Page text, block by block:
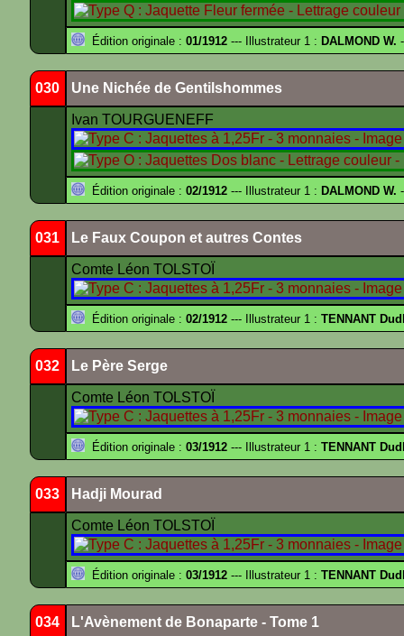
Édition originale : 01/1912 --- Illustrateur 1 : DALMOND W.
030 Une Nichée de Gentilshommes
Ivan TOURGUENEFF
Édition originale : 02/1912 --- Illustrateur 1 : DALMOND W.
031 Le Faux Coupon et autres Contes
Comte Léon TOLSTOÏ
Édition originale : 02/1912 --- Illustrateur 1 : TENNANT
032 Le Père Serge
Comte Léon TOLSTOÏ
Édition originale : 03/1912 --- Illustrateur 1 : TENNANT
033 Hadji Mourad
Comte Léon TOLSTOÏ
Édition originale : 03/1912 --- Illustrateur 1 : TENNANT
034 L'Avènement de Bonaparte - Tome 1